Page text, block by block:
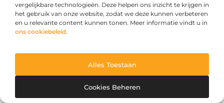
vergelijkbare technologieën. Deze helpen ons inzicht te krijgen in
het gebruik van onze website, zodat we deze kunnen verbeteren
en u relevante content kunnen tonen. Meer informatie vindt u in
ons cookiebeleid.
Alles Toestaan
Cookies Beheren
De kracht van een goede vergaderstoel
gaat om een brainstorm of een wekelijks overleg: de
vergaderruimte is een plek waar je